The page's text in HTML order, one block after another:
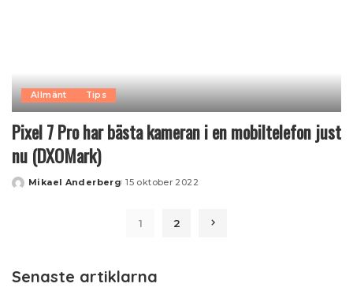
Allmänt Tips
Pixel 7 Pro har bästa kameran i en mobiltelefon just
nu (DXOMark)
Posted
Mikael Anderberg 15 oktober 2022
1 2
Senaste artiklarna